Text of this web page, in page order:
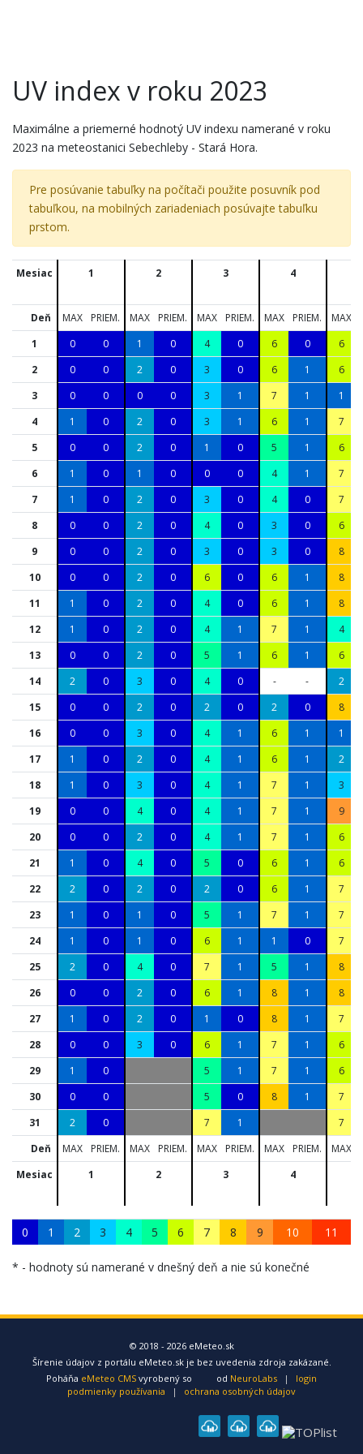
UV index v roku 2023
Maximálne a priemerné hodnotý UV indexu namerané v roku
2023 na meteostanici Sebechleby - Stará Hora.
Pre posúvanie tabuľky na počítači použite posuvník pod
tabuľkou, na mobilných zariadeniach posúvajte tabuľku
prstom.
Mesiac 1 2 3 4
Deň MAX PRIEM. MAX PRIEM. MAX PRIEM. MAX PRIEM. MAX
1
0 0 1 0 4 0 6 0
6
2
0 0 2 0 3 0 6 1
6
3
0 0 0 0 3 1 7 1
1
4
1 0 2 0 3 1 6 1
7
5
0 0 2 0 1 0 5 1
6
6
1 0 1 0 0 0 4 1
7
7
1 0 2 0 3 0 4 0
7
8
0 0 2 0 4 0 3 0
6
9
0 0 2 0 3 0 3 0
8
10
0 0 2 0 6 0 6 1
8
11
1 0 2 0 4 0 6 1
8
12
1 0 2 0 4 1 7 1
4
13
0 0 2 0 5 1 6 1
6
14
2 0 3 0 4 0 - -
2
15
0 0 2 0 2 0 2 0
8
16
0 0 3 0 4 1 6 1
1
17
1 0 2 0 4 1 6 1
2
18
1 0 3 0 4 1 7 1
3
19
0 0 4 0 4 1 7 1
9
20
0 0 2 0 4 1 7 1
6
21
1 0 4 0 5 0 6 1
6
22
2 0 2 0 2 0 6 1
7
23
1 0 1 0 5 1 7 1
7
24
1 0 1 0 6 1 1 0
7
25
2 0 4 0 7 1 5 1
8
26
0 0 2 0 6 1 8 1
8
27
1 0 2 0 1 0 8 1
7
28
0 0 3 0 6 1 7 1
6
29
1 0 5 1 7 1
6
30
0 0 5 0 8 1
7
31
2 0 7 1
7
Deň
MAX PRIEM. MAX PRIEM. MAX PRIEM. MAX PRIEM. MAX
Mesiac
1 2 3 4
0 1 2 3 4 5 6 7 8 9 10 11
* - hodnoty sú namerané v dnešný deň a nie sú konečné
© 2018 - 2026 eMeteo.sk
Šírenie údajov z portálu eMeteo.sk je bez uvedenia zdroja zakázané.
Poháňa eMeteo CMS vyrobený so od NeuroLabs |
login
podmienky používania
| ochrana osobných údajov